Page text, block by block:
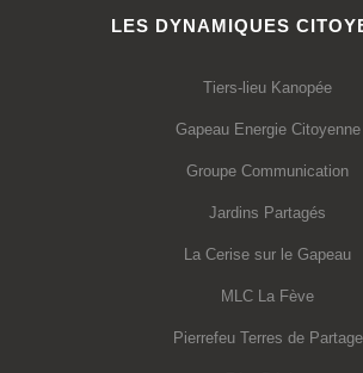
LES DYNAMIQUES
Tiers-lieu Kanopée
Gapeau Energie Citoyenne
Groupe Communication
Jardins Partagés
La Cerise sur le Gapeau
MLC La Fève
Pierrefeu Terres de Partage